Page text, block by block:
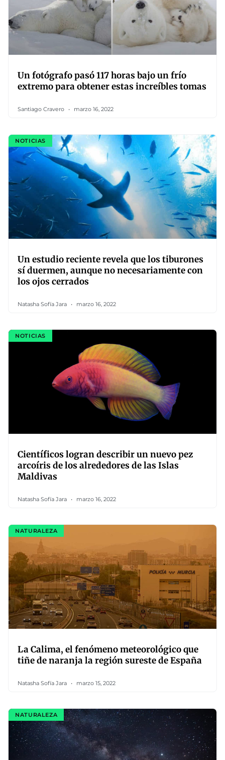
Un fotógrafo pasó 117 horas bajo un frío
extremo para obtener estas increíbles tomas
Santiago Cravero marzo 16, 2022
NOTICIAS
Un estudio reciente revela que los tiburones
sí duermen, aunque no necesariamente con
los ojos cerrados
Natasha Sofía Jara marzo 16, 2022
NOTICIAS
Científicos logran describir un nuevo pez
arcoíris de los alrededores de las Islas
Maldivas
Natasha Sofía Jara marzo 16, 2022
NATURALEZA
La Calima, el fenómeno meteorológico que
tiñe de naranja la región sureste de España
Natasha Sofía Jara marzo 15, 2022
NATURALEZA